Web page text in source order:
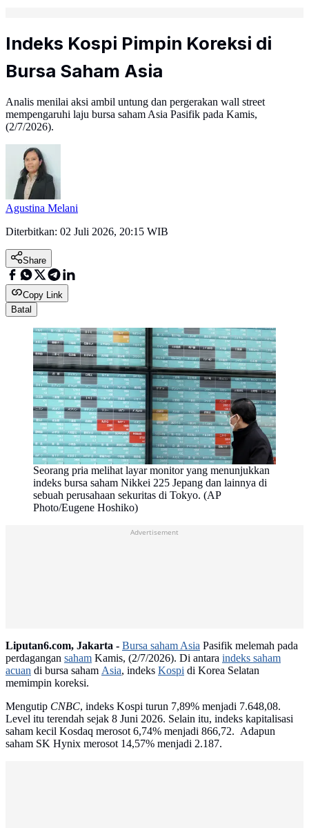
Indeks Kospi Pimpin Koreksi di
Bursa Saham Asia
Analis menilai aksi ambil untung dan pergerakan wall street
mempengaruhi laju bursa saham Asia Pasifik pada Kamis,
(2/7/2026).
Agustina Melani
Diterbitkan: 02 Juli 2026, 20:15 WIB
Share
Copy Link
Batal
Seorang pria melihat layar monitor yang menunjukkan
indeks bursa saham Nikkei 225 Jepang dan lainnya di
sebuah perusahaan sekuritas di Tokyo. (AP
Photo/Eugene Hoshiko)
Advertisement
Liputan6.com, Jakarta - Bursa saham Asia Pasifik melemah pada
perdagangan saham Kamis, (2/7/2026). Di antara indeks saham
acuan di bursa saham Asia, indeks Kospi di Korea Selatan
memimpin koreksi.
Mengutip CNBC, indeks Kospi turun 7,89% menjadi 7.648,08.
Level itu terendah sejak 8 Juni 2026. Selain itu, indeks kapitalisasi
saham kecil Kosdaq merosot 6,74% menjadi 866,72. Adapun
saham SK Hynix merosot 14,57% menjadi 2.187.